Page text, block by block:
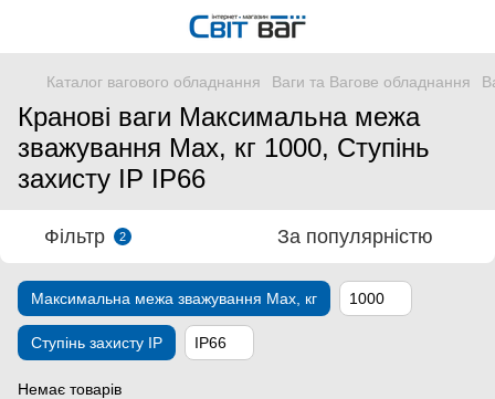
Каталог вагового обладнання Ваги та Вагове обладнання
Кранові ваги Максимальна межа
зважування Мах, кг 1000, Ступінь
захисту IP IP66
Фільтр 2 За популярністю
Максимальна межа зважування Мах, кг 1000
Ступінь захисту IP IP66
Немає товарів